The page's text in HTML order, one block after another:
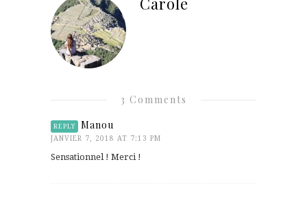
3 Comments
REPLY Manou
JANVIER 7, 2018 AT 7:13 PM
Sensationnel ! Merci !